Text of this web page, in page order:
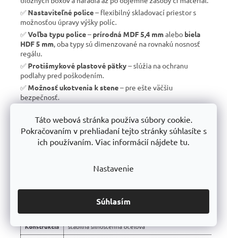
Táto webová stránka používa súbory cookie.
Pokračovaním v prehliadaní tejto stránky súhlasíte s
ich používaním. Viac informácií nájdete tu.
Nastavenie
Súhlasím
✅ Nastaviteľné police– flexibilný skladovací priestor s
možnosťou úpravy výšky políc.
✅Voľba typu police– prírodná MDF 5,4 mmalebo biela
HDF 5 mm , oba typy sú dimenzované na rovnakú nosnosť
regálu.
✅ Protišmykové plastové pätky– slúžia na ochranu
podlahy pred poškodením.
✅ Možnosť ukotvenia k stene– pre ešte väčšiu
bezpečnosť.
výroba s dlhou životnosťou.
✅10 rokov záruka– dôkaz kvality a dlhodobej odolnosti.
📊 Porovnanie s bežnými regálmi na trhu:
Konštrukcia stabilná silnostenná oceľová